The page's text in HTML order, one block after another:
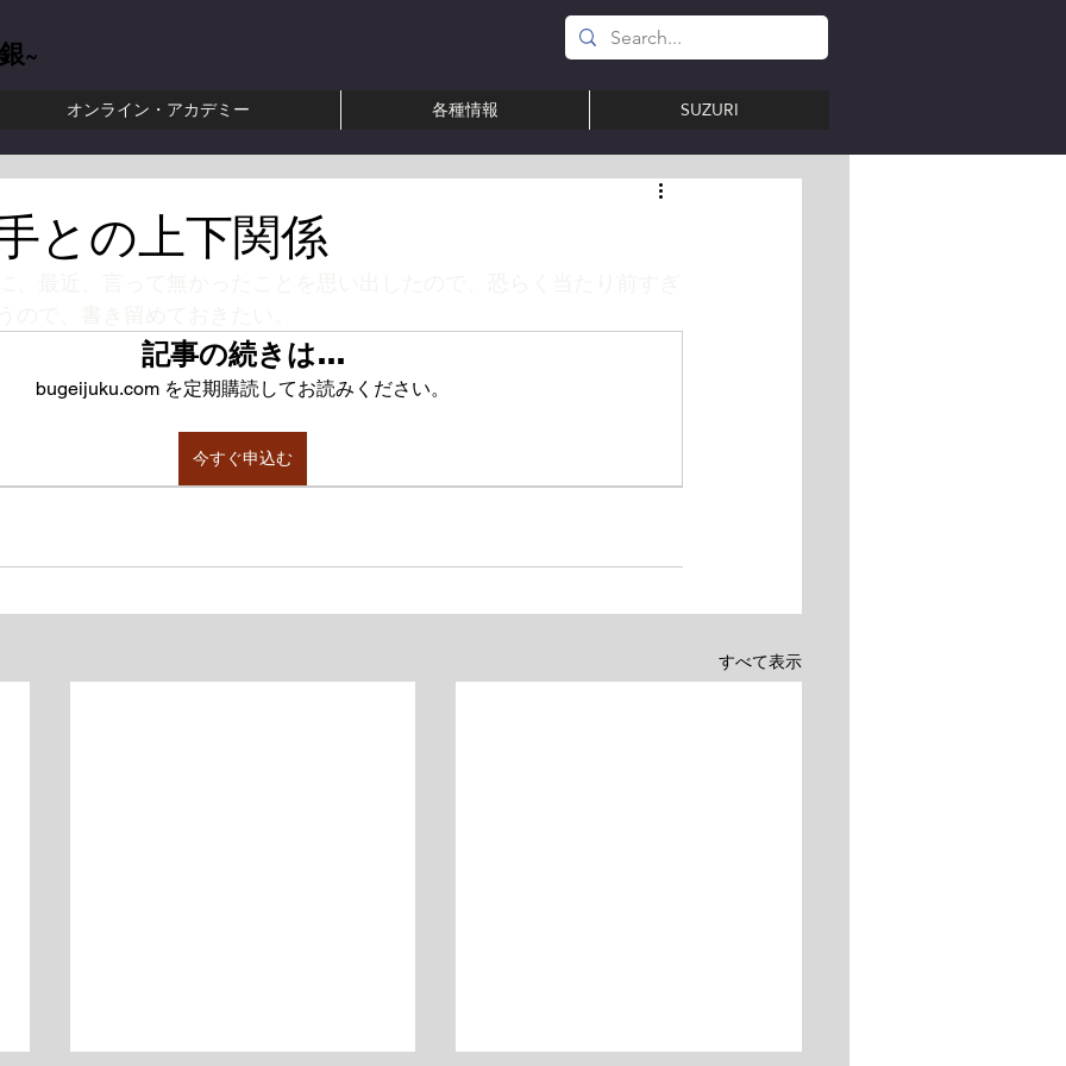
~
式強健術 ​聖中心道 肥田春充 正中心練磨 正中心道 合気道 武芸塾 大東流合気柔術 緑川裕一
オンライン・アカデミー 各種情報 SUZURI
との上下関係
記事の続きは…
bugeijuku.com を定期購読してお読みください。
今すぐ申込む
すべて表示